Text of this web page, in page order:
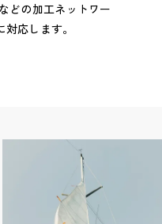
どの加工ネットワー
応します。